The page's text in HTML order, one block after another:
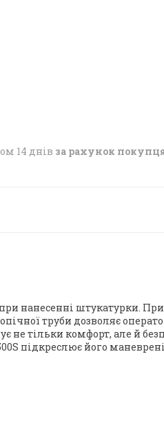
14 днів за рахунок
нанесенні штукатурки.
труби дозволяє
не тільки комфорт, але й
підкреслює його